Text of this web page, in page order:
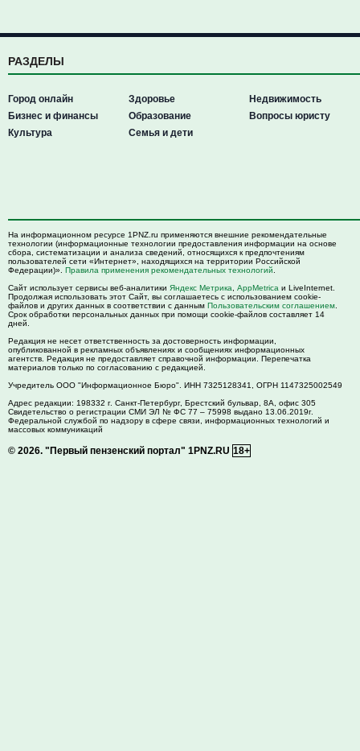
РАЗДЕЛЫ
Город онлайн
Бизнес и финансы
Культура
Здоровье
Образование
Семья и дети
Недвижимость
Вопросы юристу
На информационном ресурсе 1PNZ.ru применяются внешние рекомендательные
технологии (информационные технологии предоставления информации на основе
сбора, систематизации и анализа сведений, относящихся к предпочтениям
пользователей сети «Интернет», находящихся на территории Российской
Федерации)». Правила применения рекомендательных технологий
Сайт использует сервисы веб-аналитики Яндекс Метрика AppMetrica и LiveInternet.
Продолжая использовать этот Сайт, вы соглашаетесь с использованием cookie-
файлов и других данных в соответствии с данным Пользовательским соглашением
Срок обработки персональных данных при помощи cookie-файлов составляет 14
дней.
Редакция не несет ответственность за достоверность информации,
опубликованной в рекламных объявлениях и сообщениях информационных
агентств. Редакция не предоставляет справочной информации. Перепечатка
материалов только по согласованию с редакцией.
Учредитель ООО "Информационное Бюро". ИНН 7325128341, ОГРН 1147325002549
Адрес редакции: 198332 г. Санкт-Петербург, Брестский бульвар, 8А, офис 305
Свидетельство о регистрации СМИ ЭЛ № ФС 77 – 75998 выдано 13.06.2019г.
Федеральной службой по надзору в сфере связи, информационных технологий и
массовых коммуникаций
© 2026. "Первый пензенский портал" 1PNZ.RU 18+